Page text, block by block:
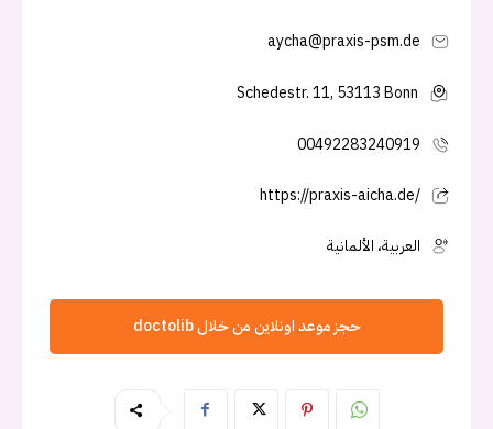
aycha@praxis-psm.de
Schedestr. 11, 53113 Bonn
00492283240919
https://praxis-aicha.de/
العربية، الألمانية
حجز موعد اونلاين من خلال doctolib